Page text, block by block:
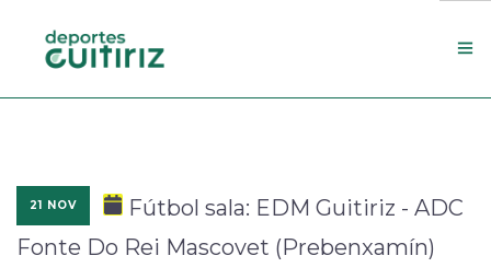
Actualidade
Contacto
Concello
21 NOV
Fútbol sala: EDM Guitiriz - ADC
Fonte Do Rei Mascovet (Prebenxamín)